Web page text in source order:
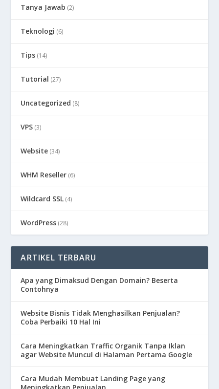
Tanya Jawab (2)
Teknologi (6)
Tips (14)
Tutorial (27)
Uncategorized (8)
VPS (3)
Website (34)
WHM Reseller (6)
Wildcard SSL (4)
WordPress (28)
ARTIKEL TERBARU
Apa yang Dimaksud Dengan Domain? Beserta
Contohnya
Website Bisnis Tidak Menghasilkan Penjualan?
Coba Perbaiki 10 Hal Ini
Cara Meningkatkan Traffic Organik Tanpa Iklan
agar Website Muncul di Halaman Pertama Google
Cara Mudah Membuat Landing Page yang